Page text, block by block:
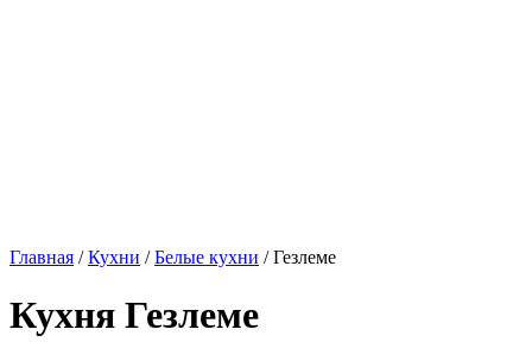
Главная /Кухни /Белые кухни / Гезлеме
Кухня Гезлеме